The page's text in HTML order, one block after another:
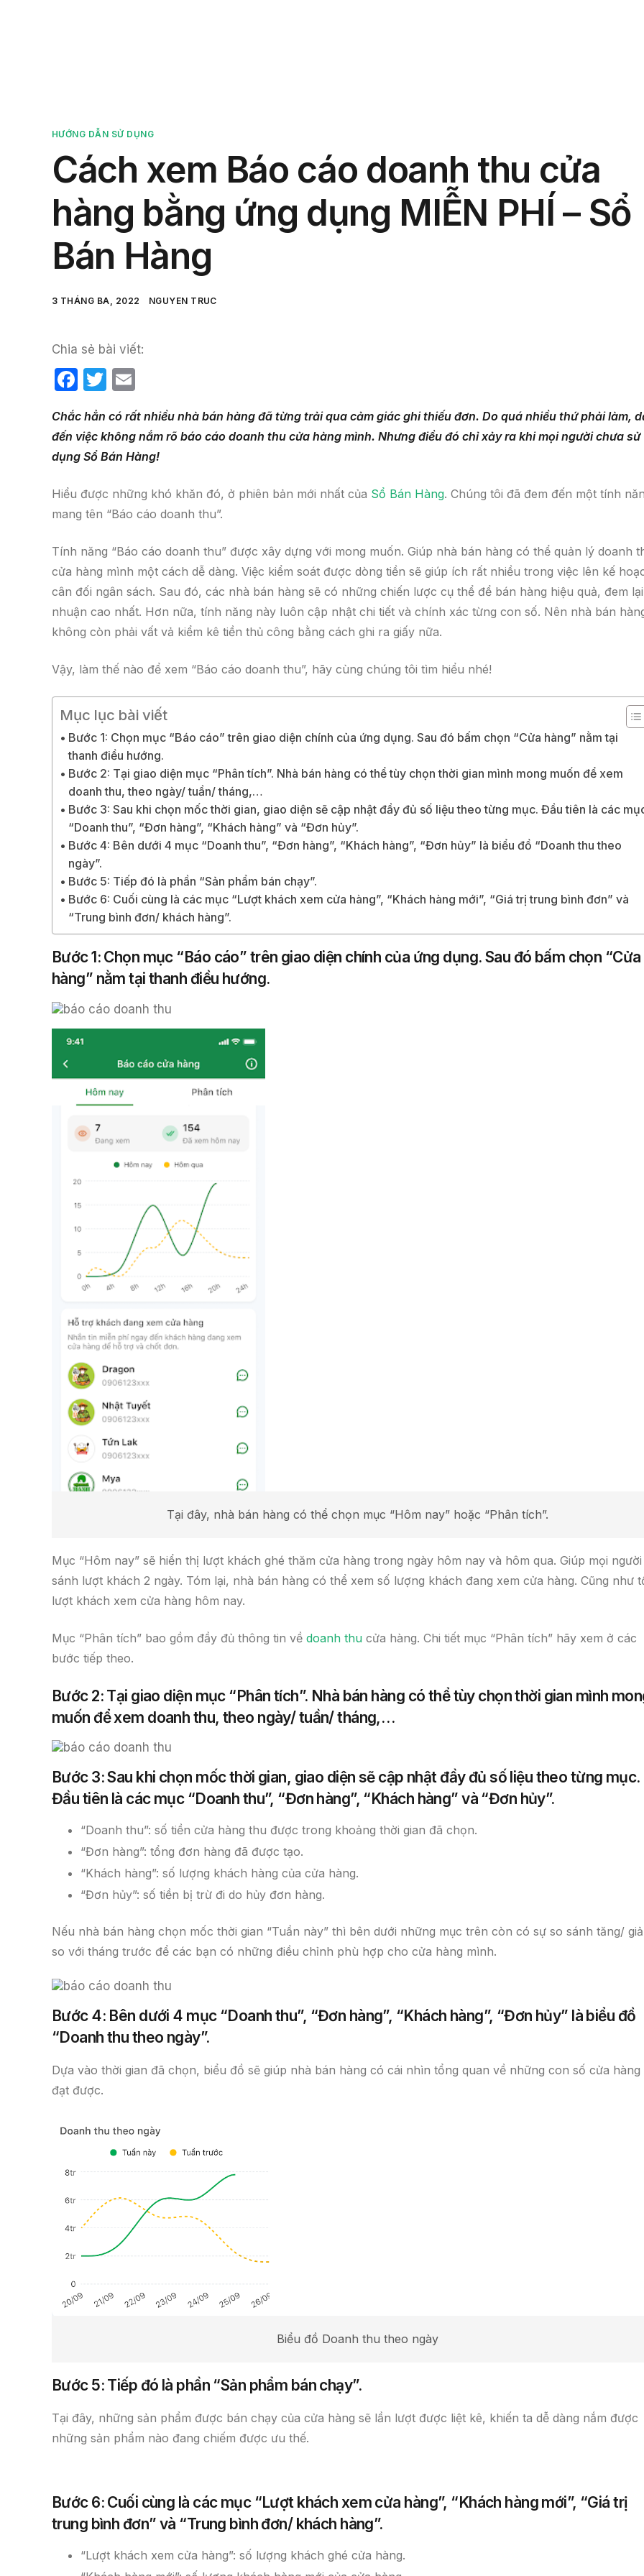
HƯỚNG DẪN SỬ DỤNG
Cách xem Báo cáo doanh thu cửa
hàng bằng ứng dụng MIỄN PHÍ – Sổ
Bán Hàng
3 THÁNG BA, 2022 NGUYEN TRUC
Chia sẻ bài viết:
F
c
e
b
o
o
k
T
itt
er
m
ail
Chắc hẳn có rất nhiều nhà bán hàng đã từng trải qua cảm giác ghi thiếu đơn. Do quá nhiều thứ phải làm,
đến việc không nắm rõ báo cáo doanh thu cửa hàng mình. Nhưng điều đó chỉ xảy ra khi mọi người chưa sử
dụng Sổ Bán Hàng!
Hiểu được những khó khăn đó, ở phiên bản mới nhất của Sổ Bán Hàng. Chúng tôi đã đem đến một tính
mang tên “Báo cáo doanh thu”.
Tính năng “Báo cáo doanh thu” được xây dựng với mong muốn. Giúp nhà bán hàng có thể quản lý doanh
cửa hàng mình một cách dễ dàng. Việc kiểm soát được dòng tiền sẽ giúp ích rất nhiều trong việc lên kế
cân đối ngân sách. Sau đó, các nhà bán hàng sẽ có những chiến lược cụ thể để bán hàng hiệu quả, đem
nhuận cao nhất. Hơn nữa, tính năng này luôn cập nhật chi tiết và chính xác từng con số. Nên nhà bán
không còn phải vất vả kiểm kê tiền thủ công bằng cách ghi ra giấy nữa.
Vậy, làm thế nào để xem “Báo cáo doanh thu”, hãy cùng chúng tôi tìm hiểu nhé!
Mục lục bài viết
Bước 1: Chọn mục “Báo cáo” trên giao diện chính của ứng dụng. Sau đó bấm chọn “Cửa hàng” nằm tại
thanh điều hướng.
Bước 2: Tại giao diện mục “Phân tích”. Nhà bán hàng có thể tùy chọn thời gian mình mong muốn để xem
doanh thu, theo ngày/ tuần/ tháng,…
Bước 3: Sau khi chọn mốc thời gian, giao diện sẽ cập nhật đầy đủ số liệu theo từng mục. Đầu tiên là các
“Doanh thu”, “Đơn hàng”, “Khách hàng” và “Đơn hủy”.
Bước 4: Bên dưới 4 mục “Doanh thu”, “Đơn hàng”, “Khách hàng”, “Đơn hủy” là biểu đồ “Doanh thu theo
ngày”.
Bước 5: Tiếp đó là phần “Sản phẩm bán chạy”.
Bước 6: Cuối cùng là các mục “Lượt khách xem cửa hàng”, “Khách hàng mới”, “Giá trị trung bình đơn” và
“Trung bình đơn/ khách hàng”.
Bước 1: Chọn mục “Báo cáo” trên giao diện chính của ứng dụng. Sau đó bấm chọn “Cửa
hàng” nằm tại thanh điều hướng.
Tại đây, nhà bán hàng có thể chọn mục “Hôm nay” hoặc “Phân tích”.
Mục “Hôm nay” sẽ hiển thị lượt khách ghé thăm cửa hàng trong ngày hôm nay và hôm qua. Giúp mọi
sánh lượt khách 2 ngày. Tóm lại, nhà bán hàng có thể xem số lượng khách đang xem cửa hàng. Cũng như
lượt khách xem cửa hàng hôm nay.
Mục “Phân tích” bao gồm đầy đủ thông tin về doanh thu cửa hàng. Chi tiết mục “Phân tích” hãy xem ở các
bước tiếp theo.
Bước 2: Tại giao diện mục “Phân tích”. Nhà bán hàng có thể tùy chọn thời gian mình
muốn để xem doanh thu, theo ngày/ tuần/ tháng,…
Bước 3: Sau khi chọn mốc thời gian, giao diện sẽ cập nhật đầy đủ số liệu theo từng mục.
Đầu tiên là các mục “Doanh thu”, “Đơn hàng”, “Khách hàng” và “Đơn hủy”.
“Doanh thu”: số tiền cửa hàng thu được trong khoảng thời gian đã chọn.
“Đơn hàng”: tổng đơn hàng đã được tạo.
“Khách hàng”: số lượng khách hàng của cửa hàng.
“Đơn hủy”: số tiền bị trừ đi do hủy đơn hàng.
Nếu nhà bán hàng chọn mốc thời gian “Tuần này” thì bên dưới những mục trên còn có sự so sánh tăng/
so với tháng trước để các bạn có những điều chỉnh phù hợp cho cửa hàng mình.
Bước 4: Bên dưới 4 mục “Doanh thu”, “Đơn hàng”, “Khách hàng”, “Đơn hủy” là biểu đồ
“Doanh thu theo ngày”.
Dựa vào thời gian đã chọn, biểu đồ sẽ giúp nhà bán hàng có cái nhìn tổng quan về những con số cửa hàng
đạt được.
Biểu đồ Doanh thu theo ngày
Bước 5: Tiếp đó là phần “Sản phẩm bán chạy”.
Tại đây, những sản phẩm được bán chạy của cửa hàng sẽ lần lượt được liệt kê, khiến ta dễ dàng nắm được
những sản phẩm nào đang chiếm được ưu thế.
Bước 6: Cuối cùng là các mục “Lượt khách xem cửa hàng”, “Khách hàng mới”, “Giá trị
trung bình đơn” và “Trung bình đơn/ khách hàng”.
“Lượt khách xem cửa hàng”: số lượng khách ghé cửa hàng.